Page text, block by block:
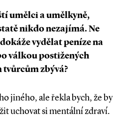
umělci a umělkyně,
nikdo nezajímá. Ne
vydělat peníze na
válkou postižených
zbývá?
jiného, ale řekla bych, že by
uchovat si mentální zdraví.